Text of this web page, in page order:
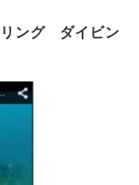
ング ダイビン